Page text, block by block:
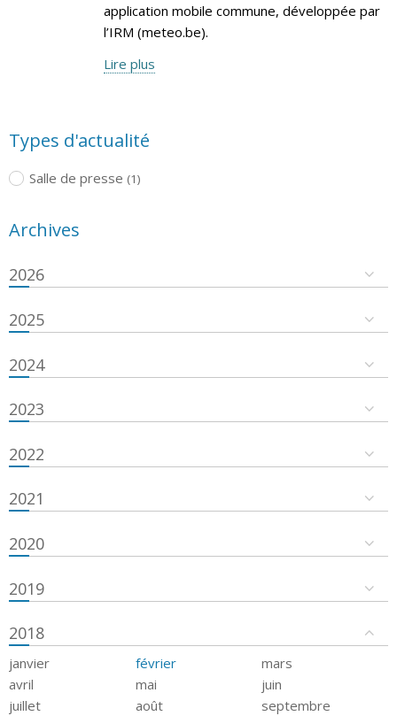
application mobile commune, développée par
l’IRM (meteo.be).
Lire plus
Types d'actualité
Salle de presse (1)
Archives
2026
2025
2024
2023
2022
2021
2020
2019
2018
janvier février
mars
avril
mai
juin
juillet
août
septembre